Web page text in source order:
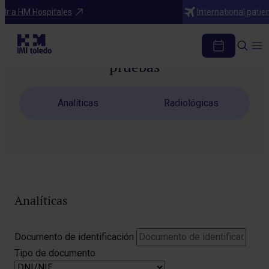
Ir a HM Hospitales International
Descarga los resultados de tus
pruebas
Analíticas Radiológicas
Analíticas
Documento de identificación
Tipo de documento